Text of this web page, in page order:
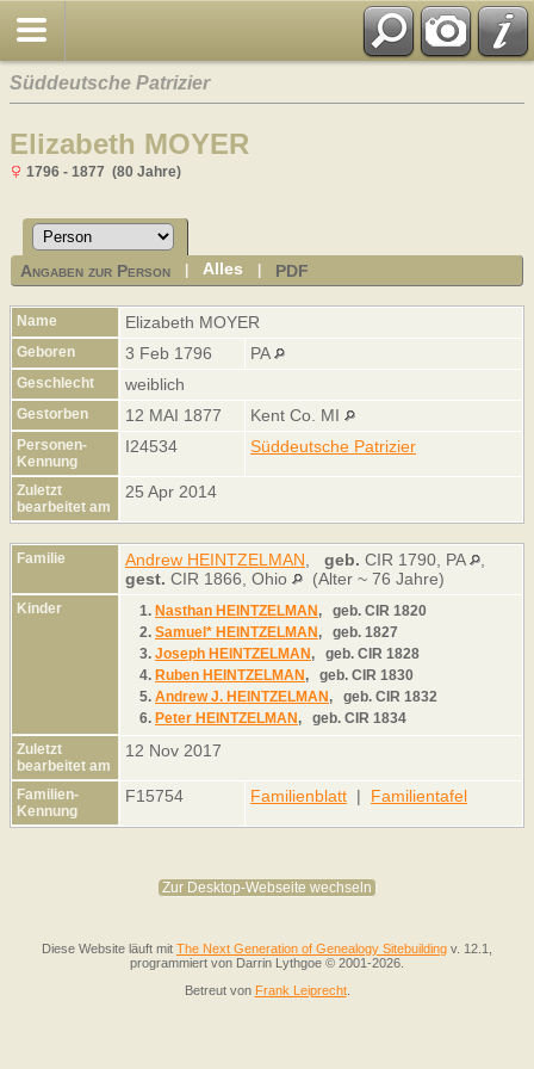
Süddeutsche Patrizier
Elizabeth MOYER
1796 - 1877 (80 Jahre)
Angaben zur Person |Alles PDF
Name Elizabeth MOYER
Geboren 3 Feb 1796 PA
Geschlecht weiblich
Gestorben 12 MAI 1877 Kent Co. MI
Personen-
Kennung
I24534 Süddeutsche Patrizier
Zuletzt
bearbeitet am
25 Apr 2014
Familie Andrew HEINTZELMAN geb. CIR 1790, PA
gest. CIR 1866, Ohio (Alter ~ 76 Jahre)
Kinder 1. Nasthan HEINTZELMAN, geb. CIR 1820
2. Samuel* HEINTZELMAN, geb. 1827
3. Joseph HEINTZELMAN, geb. CIR 1828
4. Ruben HEINTZELMAN, geb. CIR 1830
5. Andrew J. HEINTZELMAN, geb. CIR 1832
6. Peter HEINTZELMAN, geb. CIR 1834
Zuletzt
bearbeitet am
12 Nov 2017
Familien-
Kennung
F15754 Familienblatt | Familientafel
Zur Desktop-Webseite wechseln
Diese Website läuft mit The Next Generation of Genealogy Sitebuilding v. 12.1,
programmiert von Darrin Lythgoe © 2001-2026.
Betreut von Frank Leiprecht.